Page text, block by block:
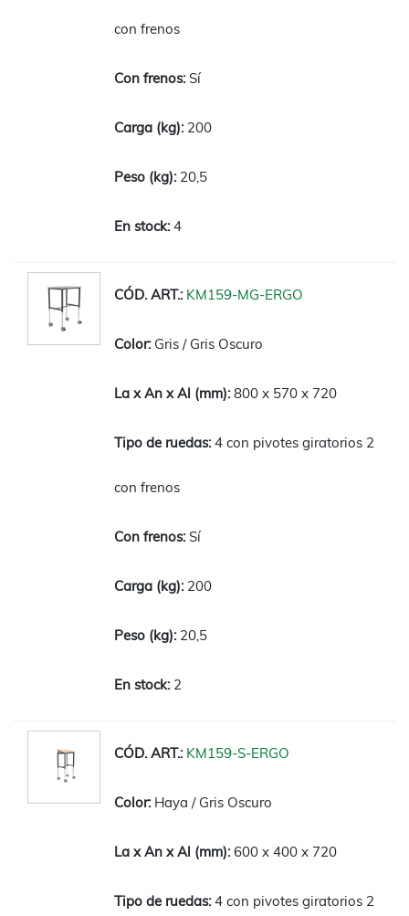
con frenos
Sí
200
20,5
4
KM159-MG-ERGO
Gris / Gris Oscuro
800 x 570 x 720
4 con pivotes giratorios 2
con frenos
Sí
200
20,5
2
KM159-S-ERGO
Haya / Gris Oscuro
600 x 400 x 720
4 con pivotes giratorios 2